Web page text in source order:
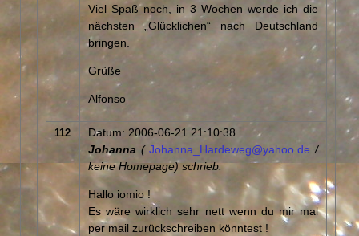
Viel Spaß noch, in 3 Wochen werde ich die
nächsten „Glücklichen“ nach Deutschland
bringen.
Grüße
Alfonso
112
Datum: 2006-06-21 21:10:38
Johanna (Johanna_Hardeweg@yahoo.de /
keine Homepage) schrieb:
Hallo iomio !
Es wäre wirklich sehr nett wenn du mir mal
per mail zurückschreiben könntest !